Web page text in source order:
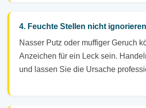
4. Feuchte Stellen nicht
Nasser Putz oder muffiger Geruch
Anzeichen für ein Leck sein.
und lassen Sie die Ursache